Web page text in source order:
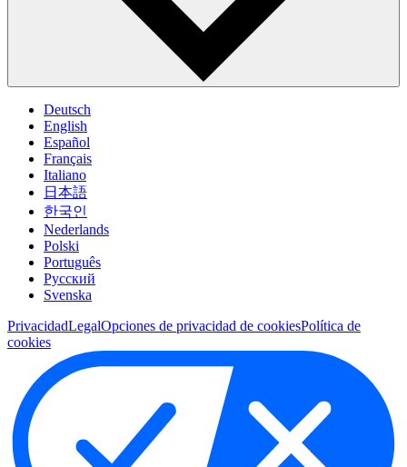
Deutsch
English
Español
Français
Italiano
日本語
한국인
Nederlands
Polski
Português
Pусский
Svenska
PrivacidadLegalOpciones de privacidad de cookiesPolítica de
cookies